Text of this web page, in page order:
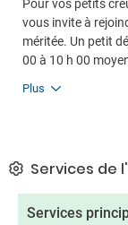
Pour vos petits
vous invite à
méritée. Un petit
00 à 10 h 00
Plus
Services de
Services